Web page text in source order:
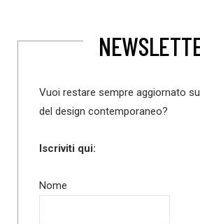
Vuoi restare sempre aggiornato
del design contemporaneo?
Iscriviti qui:
Nome